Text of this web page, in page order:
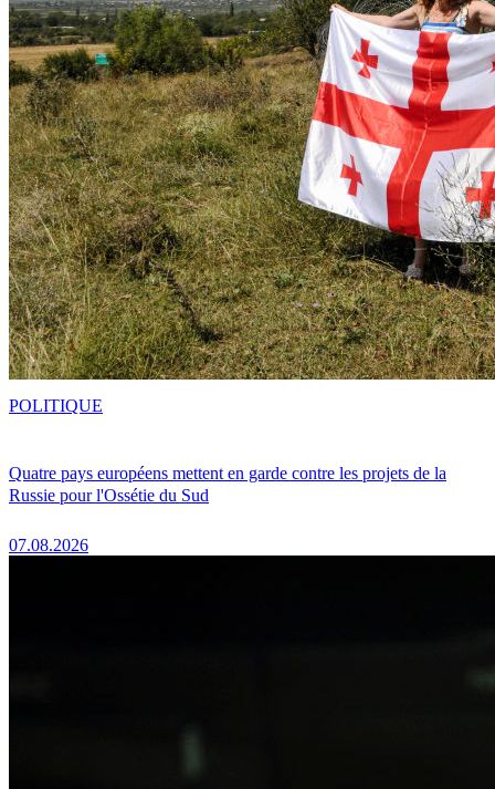
Quatre pays européens mettent en garde contre les projets de la
Russie pour l'Ossétie du Sud
07.08.2026
POLITIQUE